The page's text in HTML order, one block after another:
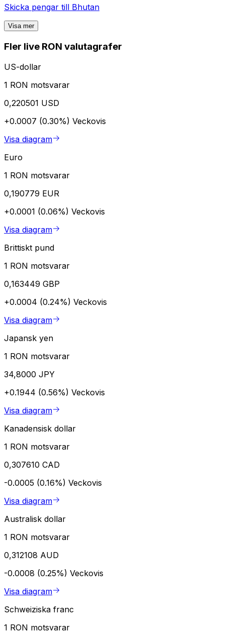
Skicka pengar till Bhutan
Visa mer
Fler live RON valutagrafer
US-dollar
1 RON motsvarar
0,220501 USD
+0.0007 (0.30%) Veckovis
Visa diagram
Euro
1 RON motsvarar
0,190779 EUR
+0.0001 (0.06%) Veckovis
Visa diagram
Brittiskt pund
1 RON motsvarar
0,163449 GBP
+0.0004 (0.24%) Veckovis
Visa diagram
Japansk yen
1 RON motsvarar
34,8000 JPY
+0.1944 (0.56%) Veckovis
Visa diagram
Kanadensisk dollar
1 RON motsvarar
0,307610 CAD
-0.0005 (0.16%) Veckovis
Visa diagram
Australisk dollar
1 RON motsvarar
0,312108 AUD
-0.0008 (0.25%) Veckovis
Visa diagram
Schweiziska franc
1 RON motsvarar